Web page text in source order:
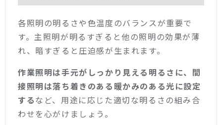
各照明の明るさや色温度のバランスが重要で
す。主照明が明るすぎると他の照明の効果が薄
れ、暗すぎると圧迫感が生まれます。
作業照明は手元がしっかり見える明るさに、間
接照明は落ち着きのある暖かみのある光に設定
するなど、用途に応じた適切な明るさの組み合
わせを心がけましょう。